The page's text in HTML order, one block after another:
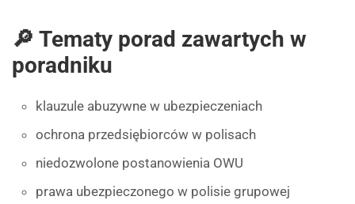
🔎 Tematy porad zawartych w
poradniku
klauzule abuzywne w ubezpieczeniach
ochrona przedsiębiorców w polisach
niedozwolone postanowienia OWU
prawa ubezpieczonego w polisie grupowej